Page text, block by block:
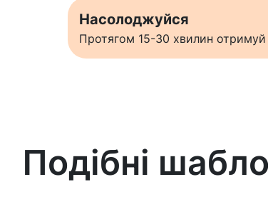
Насолоджуйся
Протягом 15-30 хвилин отримуй
Подібні